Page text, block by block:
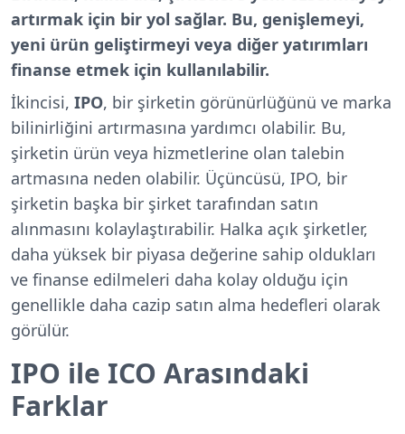
artırmak için bir yol sağlar. Bu, genişlemeyi,
yeni ürün geliştirmeyi veya diğer yatırımları
finanse etmek için kullanılabilir.
İkincisi, IPO, bir şirketin görünürlüğünü ve marka
bilinirliğini artırmasına yardımcı olabilir. Bu,
şirketin ürün veya hizmetlerine olan talebin
artmasına neden olabilir. Üçüncüsü, IPO, bir
şirketin başka bir şirket tarafından satın
alınmasını kolaylaştırabilir. Halka açık şirketler,
daha yüksek bir piyasa değerine sahip oldukları
ve finanse edilmeleri daha kolay olduğu için
genellikle daha cazip satın alma hedefleri olarak
görülür.
IPO ile ICO Arasındaki
Farklar